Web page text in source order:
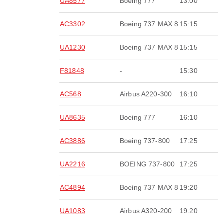
AC3302 Boeing 737 MAX 8 15:15
UA1230 Boeing 737 MAX 8 15:15
F81848 - 15:30
AC568 Airbus A220-300 16:10
UA8635 Boeing 777 16:10
AC3886 Boeing 737-800 17:25
UA2216 BOEING 737-800 17:25
AC4894 Boeing 737 MAX 8 19:20
UA1083 Airbus A320-200 19:20